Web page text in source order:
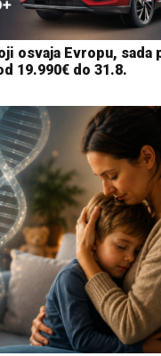
osvaja Evropu, sada
19.990€ do 31.8.